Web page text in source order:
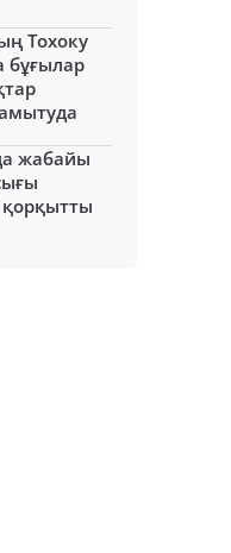
Тохоку
бұғылар
жабайы
қорқытты